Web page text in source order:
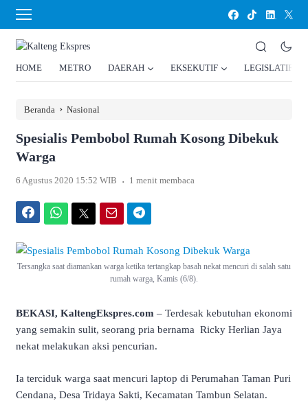
HOME METRO DAERAH EKSEKUTIF LEGISLATIF
Beranda › Nasional
Spesialis Pembobol Rumah Kosong Dibekuk
Warga
6 Agustus 2020 15:52 WIB . 1 menit membaca
Tersangka saat diamankan warga ketika tertangkap basah nekat mencuri di salah satu
rumah warga, Kamis (6/8).
BEKASI, KaltengEkspres.com – Terdesak kebutuhan ekonomi
yang semakin sulit, seorang pria bernama Ricky Herlian Jaya
nekat melakukan aksi pencurian.
Ia terciduk warga saat mencuri laptop di Perumahan Taman Puri
Cendana, Desa Tridaya Sakti, Kecamatan Tambun Selatan.